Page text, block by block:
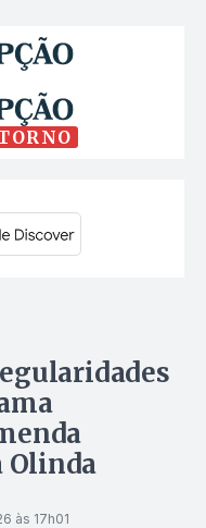
Olinda
às 17h01